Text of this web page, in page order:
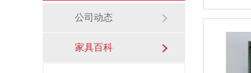
公司动态
家具百科